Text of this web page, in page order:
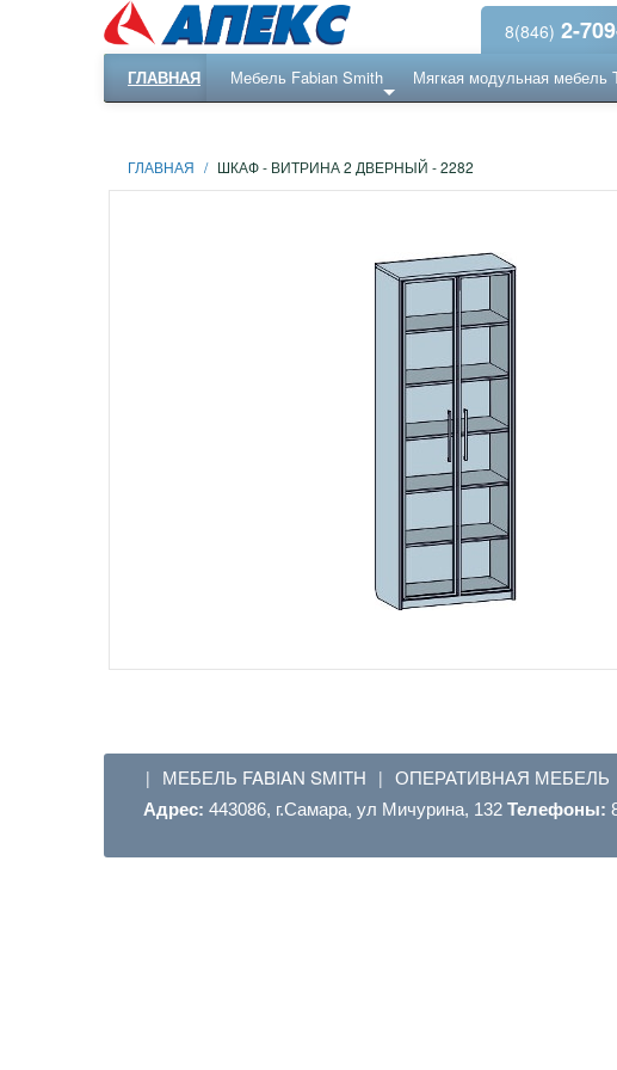
8(846) 2-
ГЛАВНАЯ Мебель Fabian Smith Мягкая модульная мебель
ГЛАВНАЯ / ШКАФ - ВИТРИНА 2 ДВЕРНЫЙ - 2282
| МЕБЕЛЬ FABIAN SMITH | ОПЕРАТИВНАЯ МЕБЕЛЬ
Адрес: 443086, г.Самара, ул Мичурина, 132 Телефоны: